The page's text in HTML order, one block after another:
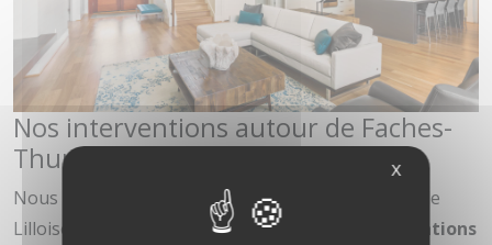
Nos interventions autour de Faches-
Thumesnil et ses environs
Nous intervenons régulièrement dans la Métropole
Lilloise et ses communes voisines pour vos
réalisations
X